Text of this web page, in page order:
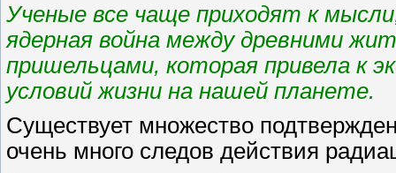
Ученые все чаще приходят к
ядерная война между древними
пришельцами, которая привела к
условий жизни на нашей планете.
Существует множество
очень много следов действия